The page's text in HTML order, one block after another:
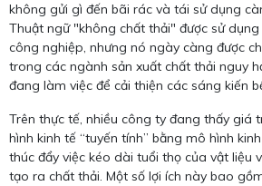
không gửi gì đến bãi rác và tái sử dụng
Thuật ngữ "không chất thải" được sử
công nghiệp, nhưng nó ngày càng được
trong các ngành sản xuất chất thải nguy
đang làm việc để cải thiện các sáng kiến
Trên thực tế, nhiều công ty đang thấy giá
hình kinh tế “tuyến tính” bằng mô hình
thúc đẩy việc kéo dài tuổi thọ của vật liệu
tạo ra chất thải. Một số lợi ích này bao